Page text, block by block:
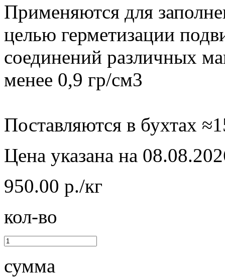
Применяются для
целью герметизации
соединений различных
менее 0,9 гр/см3
Поставляются в бухтах
Цена указана на
950.00 р./кг
кол-во
сумма